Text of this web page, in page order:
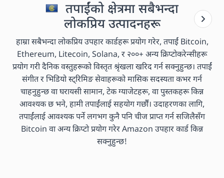
तपाईंको क्षेत्रमा सबैभन्दा
लोकप्रिय उत्पादनहरू
हाम्रा सबैभन्दा लोकप्रिय उपहार कार्डहरू प्रयोग गरेर, तपाईं Bitcoin,
Ethereum, Litecoin, Solana, र २००+ अन्य क्रिप्टोकरेन्सीहरू
प्रयोग गरी दैनिक वस्तुहरूको विस्तृत श्रृंखला खरिद गर्न सक्नुहुन्छ। तपाईं
संगीत र भिडियो स्ट्रिमिङ सेवाहरूको मासिक सदस्यता कभर गर्न
चाहनुहुन्छ वा घरायसी सामान, टेक ग्याजेटहरू, वा पुस्तकहरू किन्न
आवश्यक छ भने, हामी तपाईंलाई सहयोग गर्छौं। उदाहरणका लागि,
तपाईंलाई आवश्यक पर्ने लगभग कुनै पनि चीज प्राप्त गर्न सजिलैसँग
Bitcoin वा अन्य क्रिप्टो प्रयोग गरेर Amazon उपहार कार्ड किन्न
सक्नुहुन्छ!